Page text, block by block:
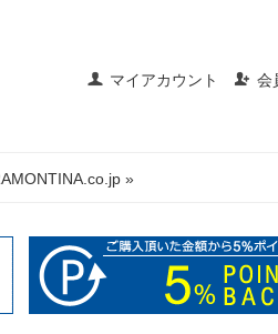
マイアカウント 会
»